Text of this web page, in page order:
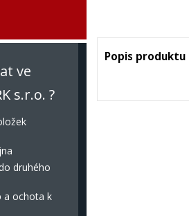
ve
s.r.o. ?
druhého
a ochota k
Popis produktu